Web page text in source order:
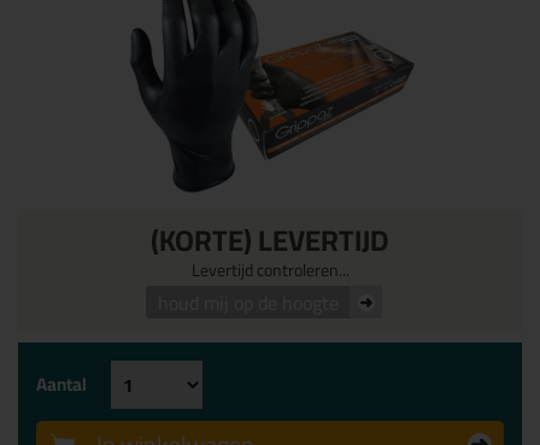
(KORTE) LEVERTIJD
Levertijd controleren...
Aantal